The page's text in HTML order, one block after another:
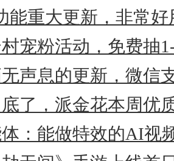
能重大更新，非常
宠粉活动，免费抽
声息的更新，微信
了，派金花本周优
：能做特效的AI视